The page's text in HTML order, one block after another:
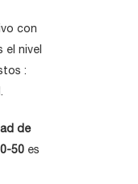
con
el nivel
:
de
50 es